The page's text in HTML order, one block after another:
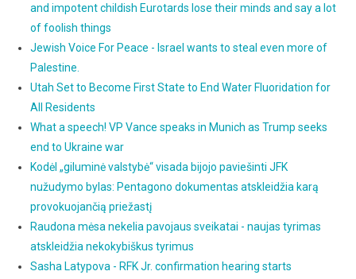
and impotent childish Eurotards lose their minds and say a lot
of foolish things
Jewish Voice For Peace - Israel wants to steal even more of
Palestine.
Utah Set to Become First State to End Water Fluoridation for
All Residents
What a speech! VP Vance speaks in Munich as Trump seeks
end to Ukraine war
Kodėl „giluminė valstybė“ visada bijojo paviešinti JFK
nužudymo bylas: Pentagono dokumentas atskleidžia karą
provokuojančią priežastį
Raudona mėsa nekelia pavojaus sveikatai - naujas tyrimas
atskleidžia nekokybiškus tyrimus
Sasha Latypova - RFK Jr. confirmation hearing starts